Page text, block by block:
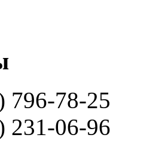
796-78-25
231-06-96